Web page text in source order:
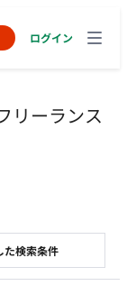
ログイン
リーランス
た検索条件